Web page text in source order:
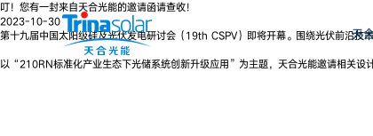
天
叮！您有一封来自天合光能的邀请函请查收！
2023-10-30
第十九届中国太阳级硅及光伏发电研讨会（19th CSPV）即将开幕。围绕光伏前沿
以“210RN标准化产业生态下光储系统创新升级应用”为主题，天合光能邀请相关设